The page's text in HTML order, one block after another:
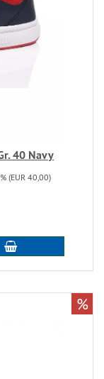
40 Navy
(EUR 40,00)
%